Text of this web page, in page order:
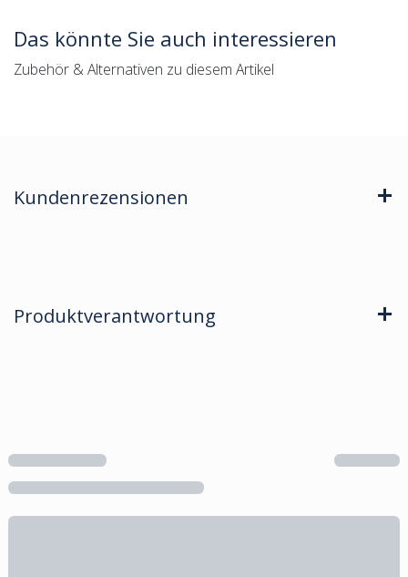
Das könnte Sie auch interessieren
Zubehör & Alternativen zu diesem Artikel
Kundenrezensionen
Produktverantwortung